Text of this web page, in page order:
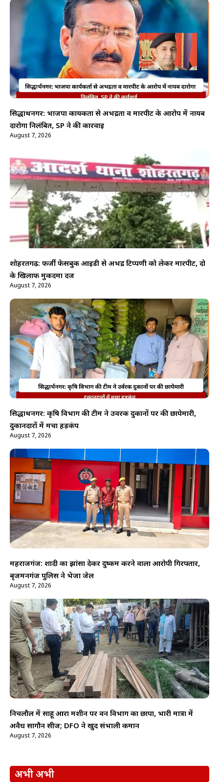
सिद्धार्थनगर: भाजपा कार्यकर्ता से अभद्रता व मारपीट के आरोप में नायब
दारोगा निलंबित, SP ने की कार्रवाई
August 7, 2026
शोहरतगढ़: फर्जी फेसबुक आईडी से अभद्र टिप्पणी को लेकर मारपीट, दो
के खिलाफ मुकदमा दर्ज
August 7, 2026
सिद्धार्थनगर: कृषि विभाग की टीम ने उर्वरक दुकानों पर की छापेमारी,
दुकानदारों में मचा हड़कंप
August 7, 2026
महराजगंज: शादी का झांसा देकर दुष्कर्म करने वाला आरोपी गिरफ्तार,
बृजमनगंज पुलिस ने भेजा जेल
August 7, 2026
निचलौल में साहू आरा मशीन पर वन विभाग का छापा, भारी मात्रा में
अवैध सागौन सीज; DFO ने खुद संभाली कमान
August 7, 2026
अभी अभी